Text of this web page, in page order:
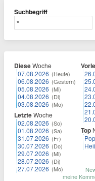
Suchbegriff
DieseWoche
07.08.2026 (Heute)
06.08.2026 (Gestern)
05.08.2026 (Mi)
04.08.2026 (Di)
03.08.2026 (Mo)
LetzteWoche
02.08.2026 (So)
01.08.2026 (Sa)
31.07.2026 (Fr)
30.07.2026 (Do)
29.07.2026 (Mi)
28.07.2026 (Di)
27.07.2026 (Mo)
Top
meine